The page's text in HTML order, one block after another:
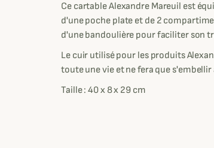
Ce cartable Alexandre Mareuil est
d'une poche plate et de 2
d'une bandoulière pour faciliter son
Le cuir utilisé pour les produits
toute une vie et ne fera que
Taille : 40 x 8 x 29 cm